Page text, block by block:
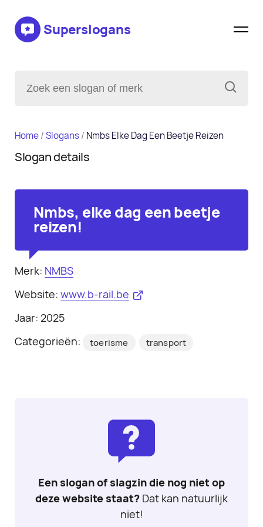
Superslogans
Home/Slogans/ Nmbs Elke Dag Een Beetje Reizen
Slogan details
Nmbs, elke dag een beetje
reizen!
Merk: NMBS
Website: www.b-rail.be
Jaar: 2025
Categorieën:
toerisme transport
Een slogan of slagzin die nog niet op
deze website staat? Dat kan natuurlijk
niet!